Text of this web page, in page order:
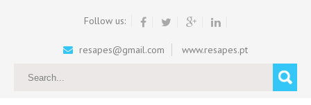
Follow us:
resapes@gmail.com www.resapes.pt